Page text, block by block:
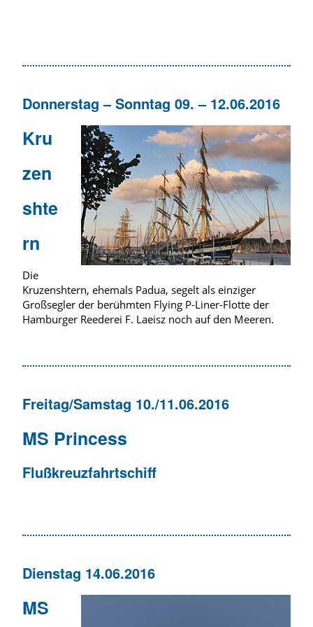
Donnerstag – Sonntag 09. – 12.06.2016
Kru
zen
shte
rn
Die
Kruzenshtern, ehemals Padua, segelt als einziger
Großsegler der berühmten Flying P-Liner-Flotte der
Hamburger Reederei F. Laeisz noch auf den Meeren.
Freitag/Samstag 10./11.06.2016
MS Princess
Flußkreuzfahrtschiff
Dienstag 14.06.2016
MS